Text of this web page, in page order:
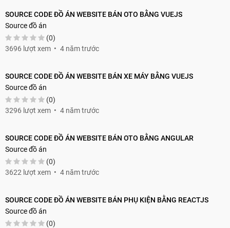
SOURCE CODE ĐỒ ÁN WEBSITE BÁN OTO BẰNG VUEJS
Source đồ án
(0)
3696 lượt xem
4 năm trước
SOURCE CODE ĐỒ ÁN WEBSITE BÁN XE MÁY BẰNG VUEJS
Source đồ án
(0)
3296 lượt xem
4 năm trước
SOURCE CODE ĐỒ ÁN WEBSITE BÁN OTO BẰNG ANGULAR
Source đồ án
(0)
3622 lượt xem
4 năm trước
SOURCE CODE ĐỒ ÁN WEBSITE BÁN PHỤ KIỆN BẰNG REACTJS
Source đồ án
(0)